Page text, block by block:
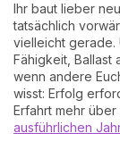
Ihr baut lieber
tatsächlich
vielleicht gerade.
Fähigkeit, Ballast
wenn andere
wisst: Erfolg
Erfahrt mehr
ausführlichen